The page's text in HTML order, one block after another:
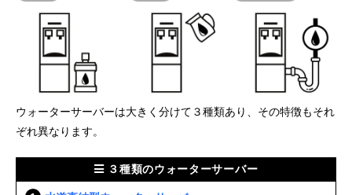
ウォーターサーバーは大きく分けて３種類あり、その特徴もそれ
ぞれ異なります。
３種類のウォーターサーバー